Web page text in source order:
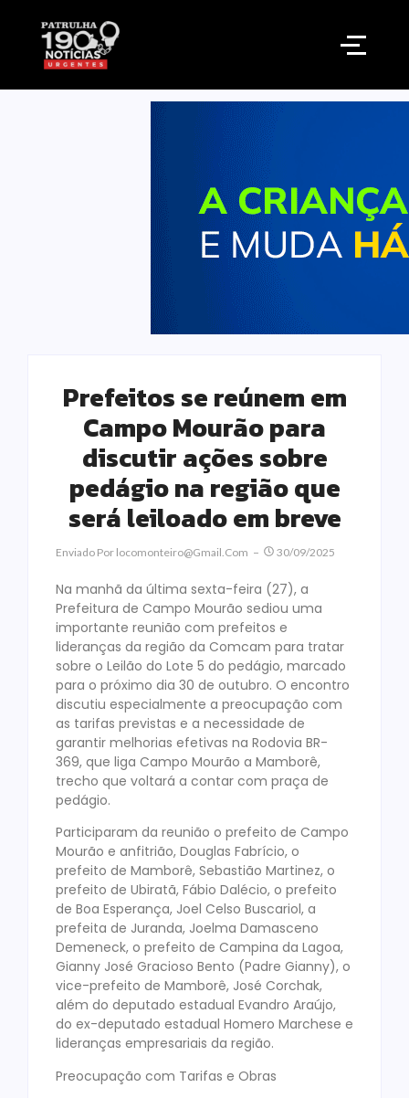
Prefeitos se reúnem em
Campo Mourão para
discutir ações sobre
pedágio na região que
será leiloado em breve
Enviado Por Locomonteiro@gmail.com 30/09/2025
Na manhã da última sexta-feira (27), a
Prefeitura de Campo Mourão sediou uma
importante reunião com prefeitos e
lideranças da região da Comcam para tratar
sobre o Leilão do Lote 5 do pedágio, marcado
para o próximo dia 30 de outubro. O encontro
discutiu especialmente a preocupação com
as tarifas previstas e a necessidade de
garantir melhorias efetivas na Rodovia BR-
369, que liga Campo Mourão a Mamborê,
trecho que voltará a contar com praça de
pedágio.
Participaram da reunião o prefeito de Campo
Mourão e anfitrião, Douglas Fabrício, o
prefeito de Mamborê, Sebastião Martinez, o
prefeito de Ubiratã, Fábio Dalécio, o prefeito
de Boa Esperança, Joel Celso Buscariol, a
prefeita de Juranda, Joelma Damasceno
Demeneck, o prefeito de Campina da Lagoa,
Gianny José Gracioso Bento (Padre Gianny), o
vice-prefeito de Mamborê, José Corchak,
além do deputado estadual Evandro Araújo,
do ex-deputado estadual Homero Marchese e
lideranças empresariais da região.
Preocupação com Tarifas e Obras